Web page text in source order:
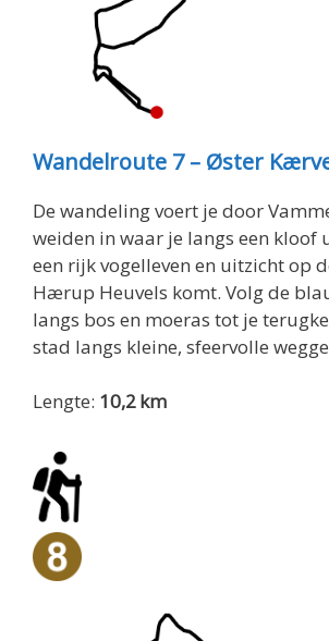
Wandelroute 7 – Øster
De wandeling voert je door
weiden in waar je langs een kloof
een rijk vogelleven en uitzicht op
Hærup Heuvels komt. Volg de
langs bos en moeras tot je
stad langs kleine, sfeervolle
Lengte: 10,2 km